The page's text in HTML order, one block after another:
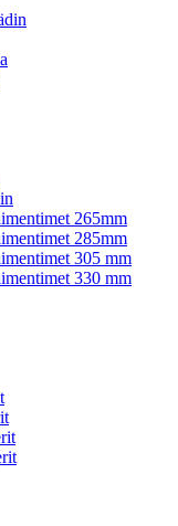
265mm
285mm
305 mm
330 mm